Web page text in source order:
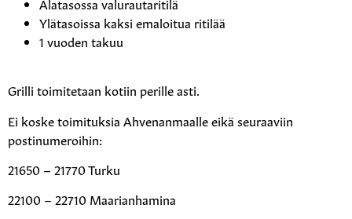
Ylätasoissa kaksi emaloitua ritilää
1 vuoden takuu
Grilli toimitetaan kotiin perille asti.
Ei koske toimituksia Ahvenanmaalle eikä seuraaviin
postinumeroihin:
21650 – 21770 Turku
22100 – 22710 Maarianhamina